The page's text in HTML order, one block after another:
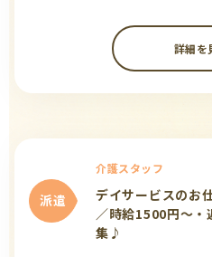
詳細を
派遣
介護スタッフ
デイサービスのお
／時給1500円～
集♪